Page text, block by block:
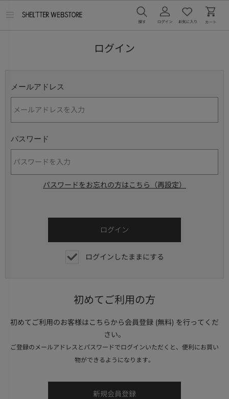
ログイン
メールアドレス
パスワード
パスワードをお忘れの方はこちら（再設定）
ログインしたままにする
初めてご利用の方
初めてご利用のお客様はこちらから会員登録 (無料) を行ってくだ
さい。
ご登録のメールアドレスとパスワードでログインいただくと、便利にお買い
物ができるようになります。